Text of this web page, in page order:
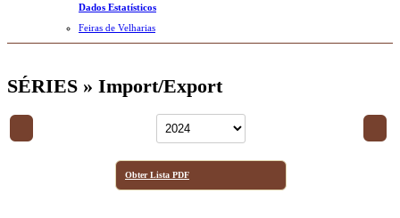
Dados Estatísticos
Feiras de Velharias
SÉRIES » Import/Export
Obter Lista PDF